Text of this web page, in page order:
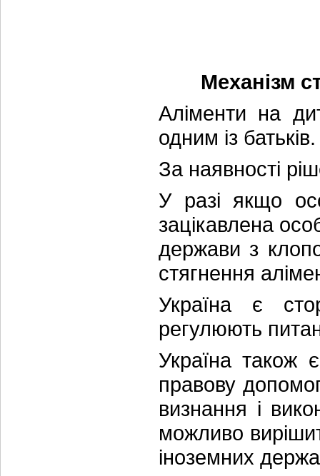
Механізм
Аліменти на
одним із
За наявності
У разі якщо
зацікавлена
держави з
стягнення
Україна є
регулюють
Україна також
правову
визнання і
можливо
іноземних